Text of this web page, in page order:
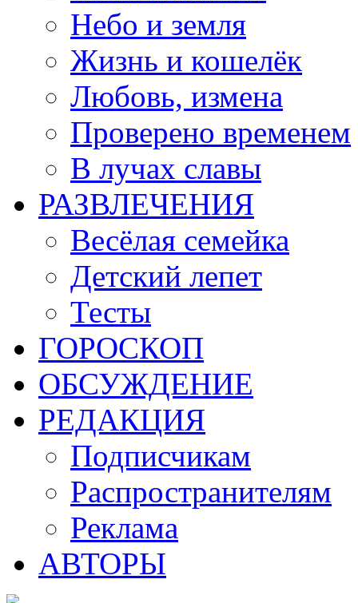
Небо и земля
Жизнь и кошелёк
Любовь, измена
Проверено временем
В лучах славы
РАЗВЛЕЧЕНИЯ
Весёлая семейка
Детский лепет
Тесты
ГОРОСКОП
ОБСУЖДЕНИЕ
РЕДАКЦИЯ
Подписчикам
Распространителям
Реклама
АВТОРЫ